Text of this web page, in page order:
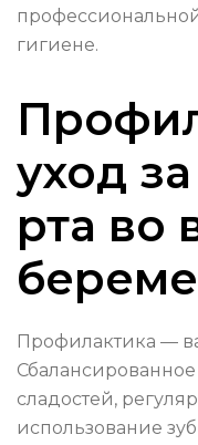
гигиене.
уход
рта во
Профилактика —
сладостей,
использование